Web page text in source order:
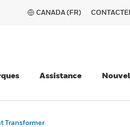
CANADA (FR)
Assistance
Transformer